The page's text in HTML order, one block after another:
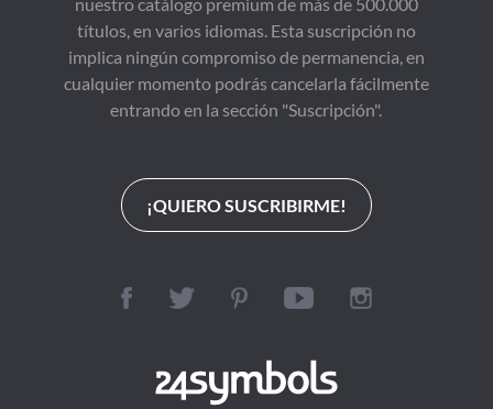
títulos, en varios idiomas. Esta suscripción no
implica ningún compromiso de permanencia, en
cualquier momento podrás cancelarla fácilmente
entrando en la sección "Suscripción".
¡QUIERO SUSCRIBIRME!